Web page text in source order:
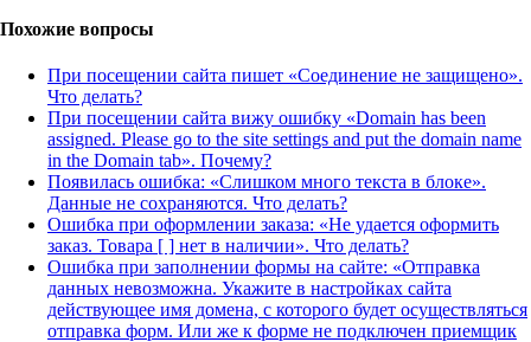
Похожие вопросы
При посещении сайта пишет «Соединение не защищено».
Что делать?
При посещении сайта вижу ошибку «Domain has been
assigned. Please go to the site settings and put the domain name
in the Domain tab». Почему?
Появилась ошибка: «Слишком много текста в блоке».
Данные не сохраняются. Что делать?
Ошибка при оформлении заказа: «Не удается оформить
заказ. Товара [ ] нет в наличии». Что делать?
Ошибка при заполнении формы на сайте: «Отправка
данных невозможна. Укажите в настройках сайта
действующее имя домена, с которого будет осуществляться
отправка форм. Или же к форме не подключен приемщик